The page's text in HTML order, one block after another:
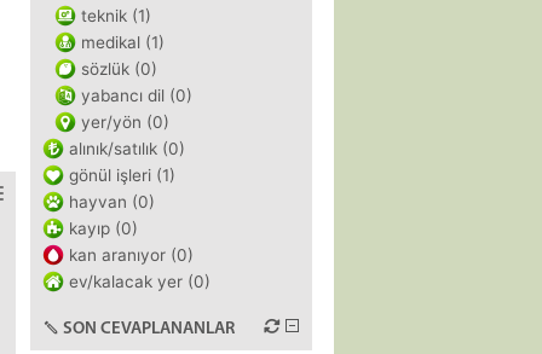
teknik (1)
medikal (1)
sözlük (0)
yabancı dil (0)
yer/yön (0)
alınık/satılık (0)
gönül işleri (1)
hayvan (0)
kayıp (0)
kan aranıyor (0)
ev/kalacak yer (0)
SON CEVAPLANANLAR